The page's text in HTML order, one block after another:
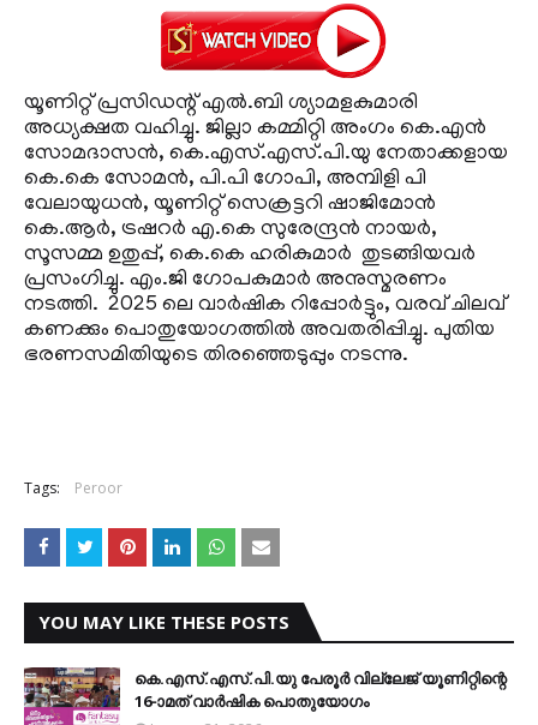
യൂണിറ്റ് പ്രസിഡന്റ് എല്‍.ബി ശ്യാമളകുമാരി
അധ്യക്ഷത വഹിച്ചു. ജില്ലാ കമ്മിറ്റി അംഗം കെ.എന്‍
സോമദാസന്‍, കെ.എസ്.എസ്.പി.യു നേതാക്കളായ
കെ.കെ സോമന്‍, പി.പി ഗോപി, അമ്പിളി പി
വേലായുധന്‍, യൂണിറ്റ് സെക്രട്ടറി ഷാജിമോന്‍
കെ.ആര്‍, ട്രഷറര്‍ എ.കെ സുരേന്ദ്രന്‍ നായര്‍,
സൂസമ്മ ഉതുപ്പ്, കെ.കെ ഹരികുമാര്‍ തുടങ്ങിയവര്‍
പ്രസംഗിച്ചു. എം.ജി ഗോപകുമാര്‍ അനുസ്മരണം
നടത്തി. 2025 ലെ വാര്‍ഷിക റിപ്പോര്‍ട്ടും, വരവ് ചിലവ്
കണക്കും പൊതുയോഗത്തില്‍ അവതരിപ്പിച്ചു. പുതിയ
ഭരണസമിതിയുടെ തിരഞ്ഞെടുപ്പും നടന്നു.
Tags: Peroor
YOU MAY LIKE THESE POSTS
കെ.എസ്.എസ്.പി.യു പേരൂര്‍ വില്ലേജ് യൂണിറ്റിന്റെ
16-ാമത് വാര്‍ഷിക പൊതുയോഗം